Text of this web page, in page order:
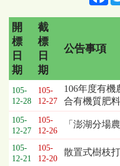
招
標
採
購
列
表，
欄
開
標
日
期
截
標
日
期
公告事項
105-
12-28
105-
12-27
106年度有機
合有機質肥
105-
12-27
105-
12-26
「澎湖分場
105-
12-21
105-
12-20
散置式樹枝